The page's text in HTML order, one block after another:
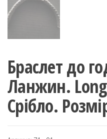
Браслет до
Ланжин.
Срібло.